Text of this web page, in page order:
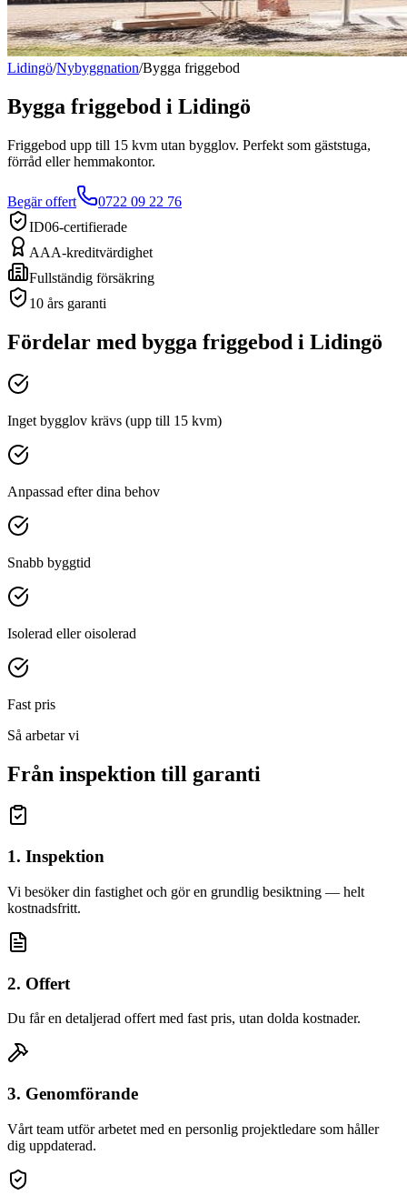
Lidingö/Nybyggnation/Bygga friggebod
Bygga friggebod i Lidingö
Friggebod upp till 15 kvm utan bygglov. Perfekt som gäststuga,
förråd eller hemmakontor.
Begär offert
0722 09 22 76
ID06-certifierade
AAA-kreditvärdighet
Fullständig försäkring
10 års garanti
Fördelar med bygga friggebod i Lidingö
Inget bygglov krävs (upp till 15 kvm)
Anpassad efter dina behov
Snabb byggtid
Isolerad eller oisolerad
Fast pris
Så arbetar vi
Från inspektion till garanti
1. Inspektion
Vi besöker din fastighet och gör en grundlig besiktning — helt
kostnadsfritt.
2. Offert
Du får en detaljerad offert med fast pris, utan dolda kostnader.
3. Genomförande
Vårt team utför arbetet med en personlig projektledare som håller
dig uppdaterad.